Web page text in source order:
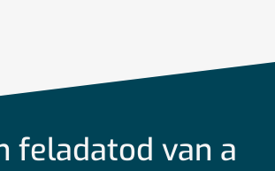
feladatod van a